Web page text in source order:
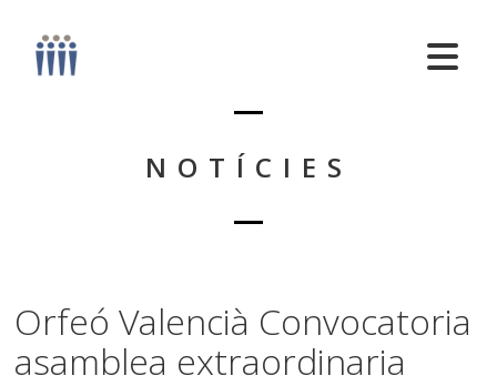
NOTÍCIES
Orfeó Valencià Convocatoria
asamblea extraordinaria